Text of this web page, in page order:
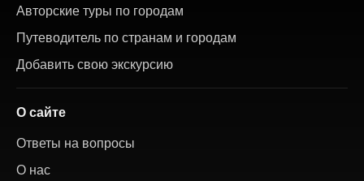
Авторские туры по городам
Путеводитель по странам и городам
Добавить свою экскурсию
О сайте
Ответы на вопросы
О нас